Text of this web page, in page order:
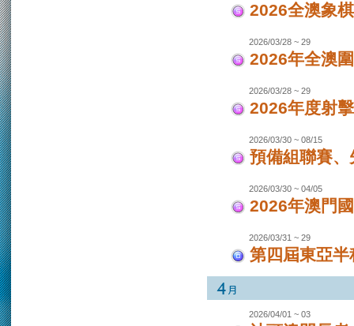
2026全澳象
2026/03/28 ~ 29
2026年全澳
2026/03/28 ~ 29
2026年度射
2026/03/30 ~ 08/15
預備組聯賽
2026/03/30 ~ 04/05
2026年澳門
2026/03/31 ~ 29
第四屆東亞
2026/04/01 ~ 03